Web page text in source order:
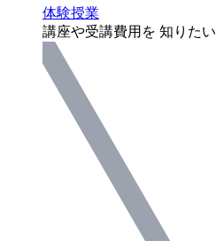
体験授業
講座や受講費用を 知りたい